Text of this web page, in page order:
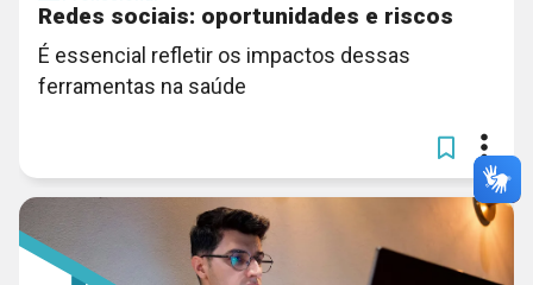
Redes sociais: oportunidades e riscos
É essencial refletir os impactos dessas
ferramentas na saúde